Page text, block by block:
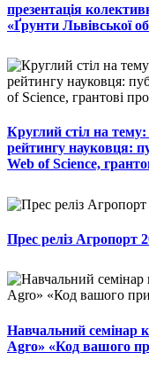
презентація
«Ґрунти Львівської
Круглий стіл на
рейтингу науковця:
Web of Science,
Прес реліз Агропорт
Навчальний семінар
Agro» «Код вашого